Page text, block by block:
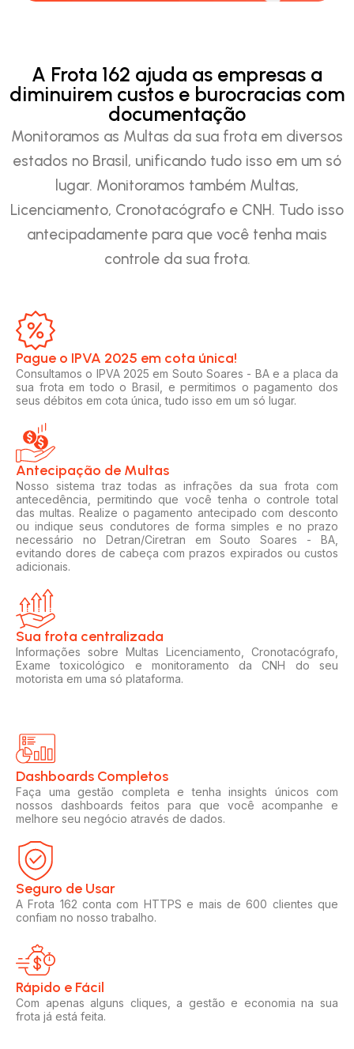
A Frota 162 ajuda as empresas a
diminuirem custos e burocracias com
documentação
Monitoramos as Multas da sua frota em diversos
estados no Brasil, unificando tudo isso em um só
lugar. Monitoramos também Multas,
Licenciamento, Cronotacógrafo e CNH. Tudo isso
antecipadamente para que você tenha mais
controle da sua frota.
Pague o IPVA 2025 em cota única!​
Consultamos o IPVA 2025 em Souto Soares - BA e a placa da
sua frota em todo o Brasil, e permitimos o pagamento dos
seus débitos em cota única, tudo isso em um só lugar.
Antecipação de Multas
Nosso sistema traz todas as infrações da sua frota com
antecedência, permitindo que você tenha o controle total
das multas. Realize o pagamento antecipado com desconto
ou indique seus condutores de forma simples e no prazo
necessário no Detran/Ciretran em Souto Soares - BA,
evitando dores de cabeça com prazos expirados ou custos
adicionais.
Sua frota centralizada​
Informações sobre Multas Licenciamento, Cronotacógrafo,
Exame toxicológico e monitoramento da CNH do seu
motorista em uma só plataforma.
Dashboards Completos​​
Faça uma gestão completa e tenha insights únicos com
nossos dashboards feitos para que você acompanhe e
melhore seu negócio através de dados.
Seguro de Usar​
A Frota 162 conta com HTTPS e mais de 600 clientes que
confiam no nosso trabalho.
Rápido e Fácil​
Com apenas alguns cliques, a gestão e economia na sua
frota já está feita.